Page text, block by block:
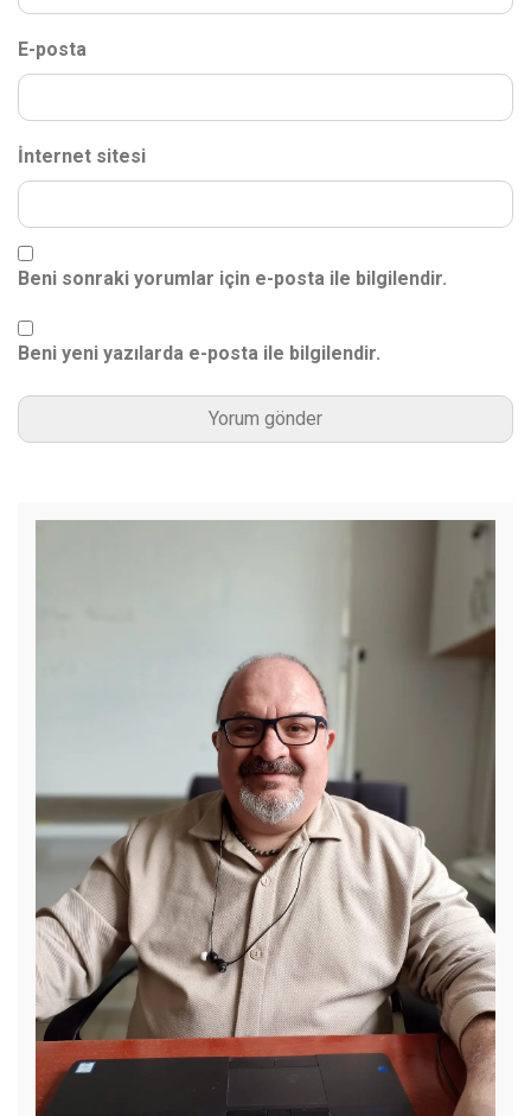
E-posta
İnternet sitesi
Beni sonraki yorumlar için e-posta ile bilgilendir.
Beni yeni yazılarda e-posta ile bilgilendir.